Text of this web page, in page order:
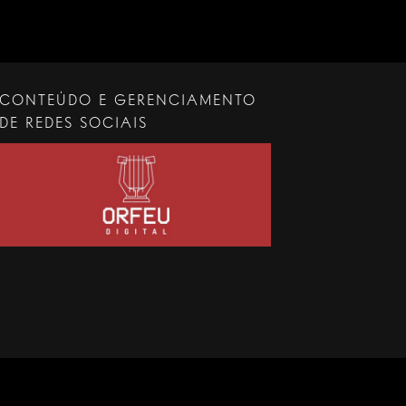
CONTEÚDO E GERENCIAMENTO
DE REDES SOCIAIS